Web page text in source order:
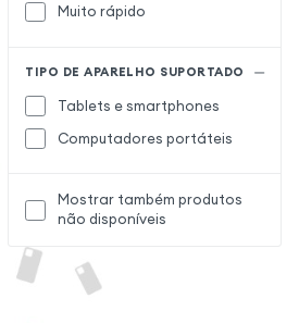
Muito rápido
TIPO DE APARELHO SUPORTADO
Tablets e smartphones
Computadores portáteis
Mostrar também produtos
não disponíveis